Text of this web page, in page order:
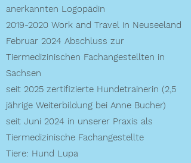
anerkannten Logopädin
2019-2020 Work and Travel in Neuseeland
Februar 2024 Abschluss zur
Tiermedizinischen Fachangestellten in
Sachsen
seit 2025 zertifizierte Hundetrainerin (2,5
jährige Weiterbildung bei Anne Bucher)
seit Juni 2024 in unserer Praxis als
Tiermedizinische Fachangestellte
Tiere: Hund Lupa